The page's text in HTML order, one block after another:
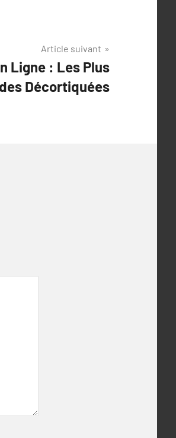
Article suivant
Ligne : Les Plus
Décortiquées